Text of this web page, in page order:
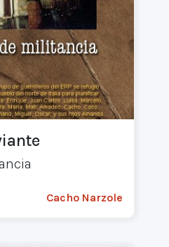
Cacho Narzole